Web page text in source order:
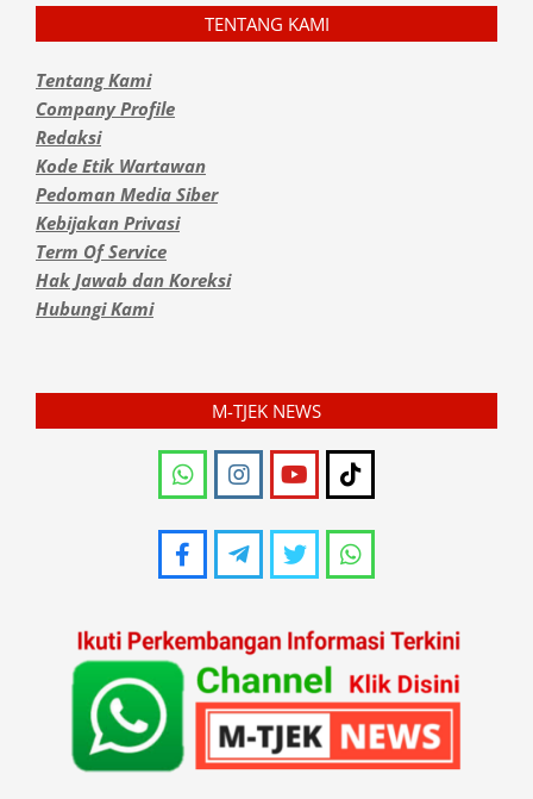
TENTANG KAMI
Tentang Kami
Company Profile
Redaksi
Kode Etik Wartawan
Pedoman Media Siber
Kebijakan Privasi
Term Of Service
Hak Jawab dan Koreksi
Hubungi Kami
M-TJEK NEWS